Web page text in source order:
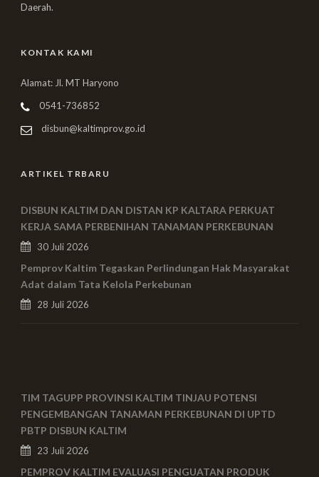
Daerah.
KONTAK KAMI
Alamat: Jl. MT Haryono
0541-736852
disbun@kaltimprov.go.id
ARTIKEL TRBARU
DISBUN KALTIM DAN DISTAN KP KALTARA PERKUAT
KERJA SAMA PERBENIHAN TANAMAN PERKEBUNAN
30 Juli 2026
Pemprov Kaltim Tegaskan Perlindungan Hak Masyarakat
Adat dalam Tata Kelola Perkebunan
28 Juli 2026
TIM TAGUPP PROVINSI KALTIM TINJAU POTENSI
PENGEMBANGAN TANAMAN PERKEBUNAN DI UPTD
PBTP DISBUN KALTIM
23 Juli 2026
PEMPROV KALTIM EVALUASI PENGUATAN PRODUK